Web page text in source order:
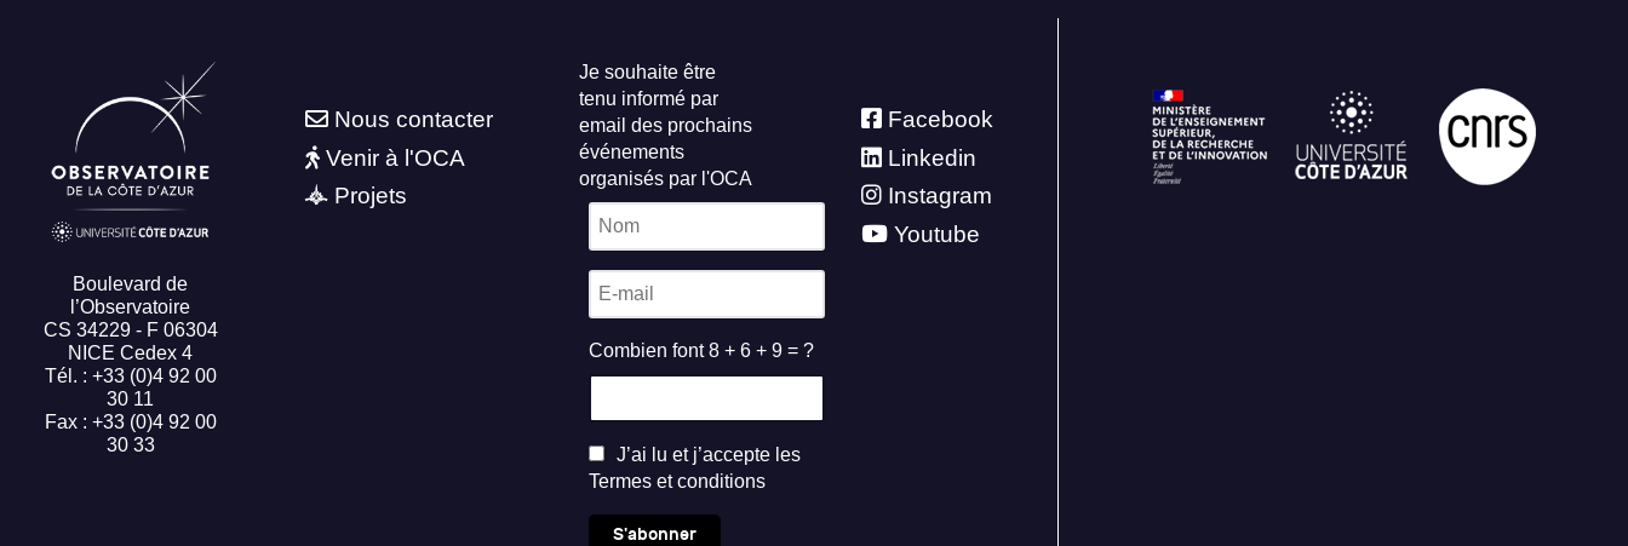
Boulevard de
l’Observatoire
CS 34229 - F 06304
NICE Cedex 4
Tél. : +33 (0)4 92 00
30 11
Fax : +33 (0)4 92 00
30 33
Nous contacter
Venir à l'OCA
Projets
Je souhaite être
tenu informé par
email des prochains
événements
organisés par l'OCA
Combien font 8 + 6 + 9 = ?
J’ai lu et j’accepte les
Termes et conditions
S'abonner
Facebook
Linkedin
Instagram
Youtube